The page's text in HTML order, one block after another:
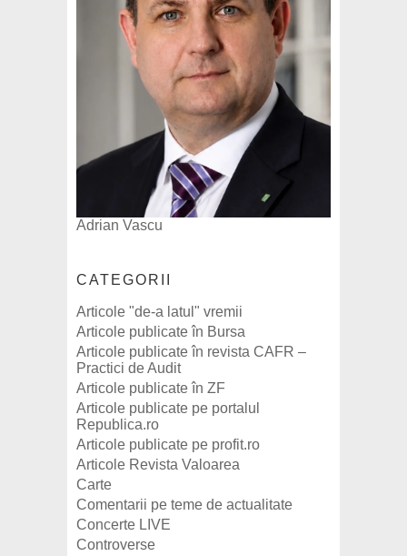
Adrian Vascu
CATEGORII
Articole "de-a latul" vremii
Articole publicate în Bursa
Articole publicate în revista CAFR –
Practici de Audit
Articole publicate în ZF
Articole publicate pe portalul
Republica.ro
Articole publicate pe profit.ro
Articole Revista Valoarea
Carte
Comentarii pe teme de actualitate
Concerte LIVE
Controverse